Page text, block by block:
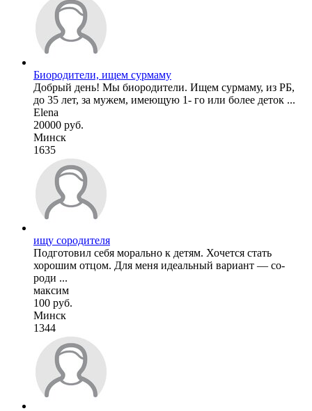
Биородители, ищем сурмаму
Добрый день! Мы биородители. Ищем сурмаму, из РБ,
до 35 лет, за мужем, имеющую 1- го или более деток ...
Elena
20000 руб.
Минск
1635
ищу сородителя
Подготовил себя морально к детям. Хочется стать
хорошим отцом. Для меня идеальный вариант — со-
роди ...
максим
100 руб.
Минск
1344